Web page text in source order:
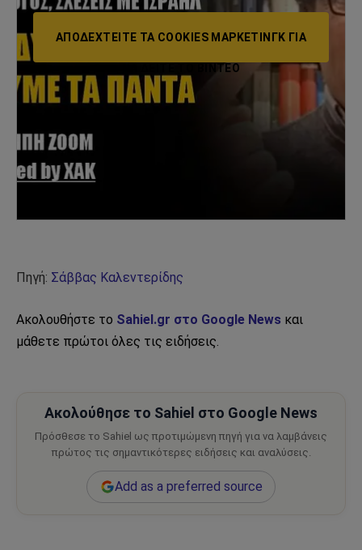
ΑΠΟΔΕΧΤΕΊΤΕ ΤΑ COOKIES ΜΆΡΚΕΤΙΝΓΚ ΓΙΑ
ΝΑ ΔΕΊΤΕ ΤΟ ΒΙΝΤΕΟ
Πηγή: Σάββας Καλεντερίδης
Ακολουθήστε το Sahiel.gr στο Google News και
μάθετε πρώτοι όλες τις ειδήσεις.
Ακολούθησε το Sahiel στο Google News
Πρόσθεσε το Sahiel ως προτιμώμενη πηγή για να λαμβάνεις
πρώτος τις σημαντικότερες ειδήσεις και αναλύσεις.
Add as a preferred source